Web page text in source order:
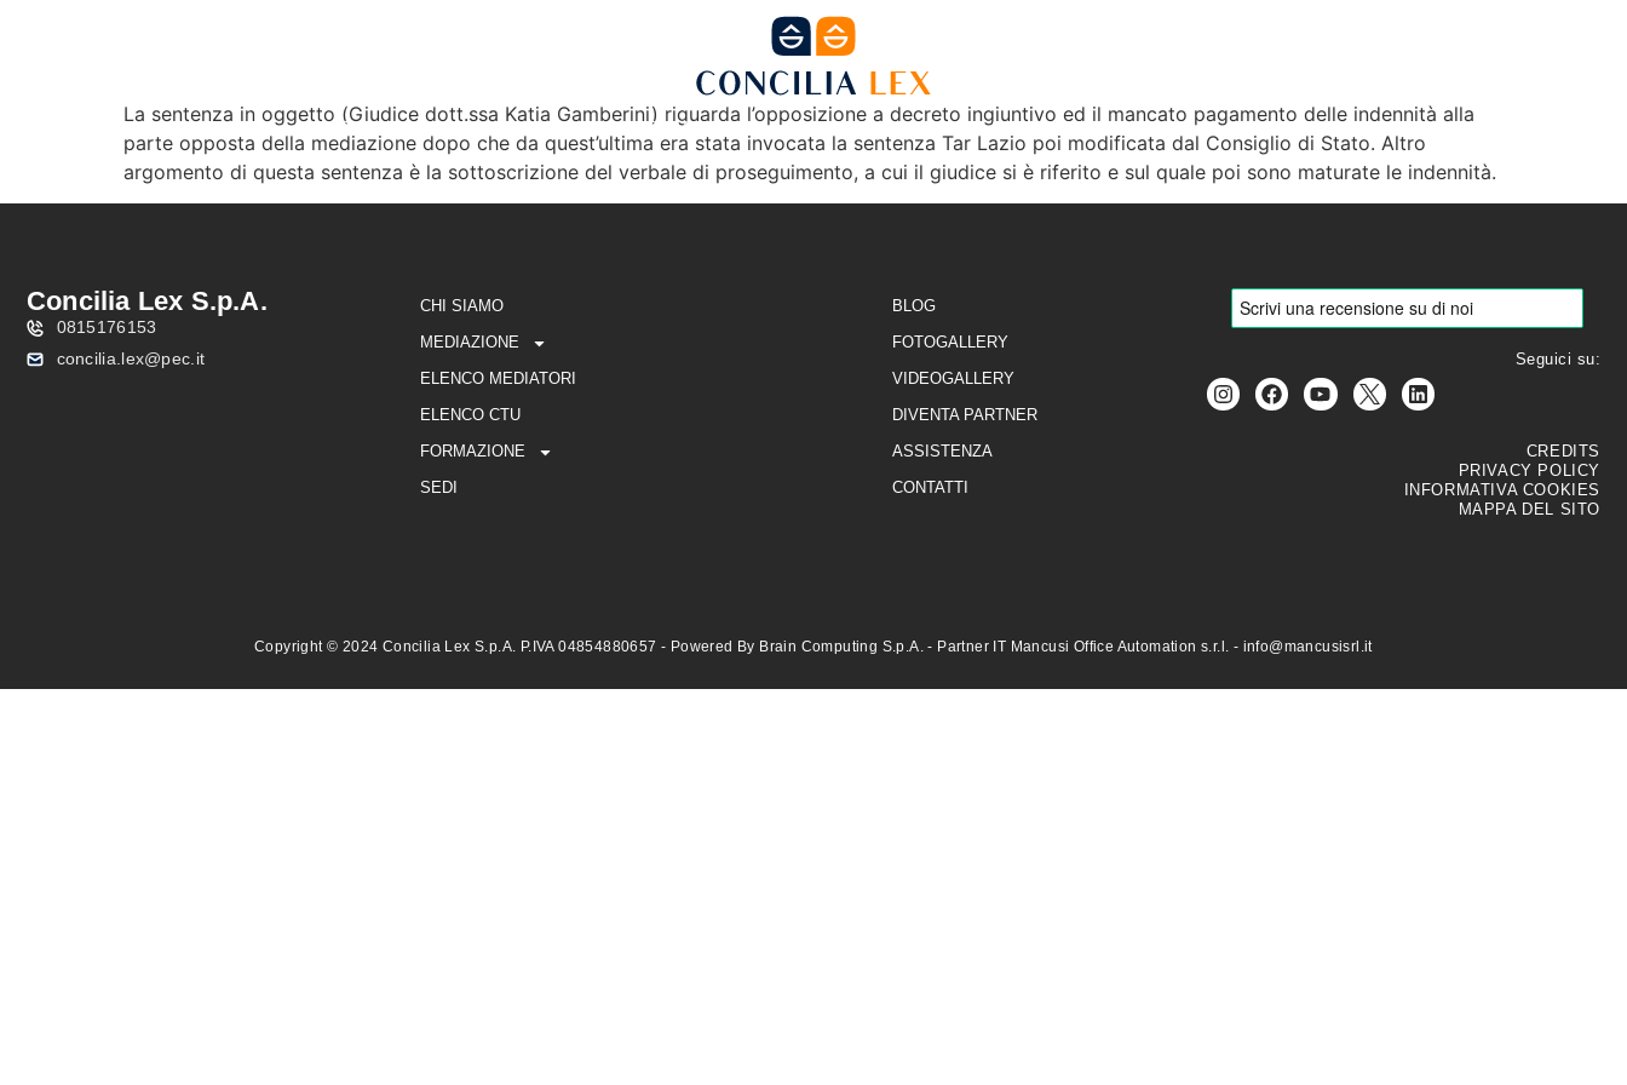
CHI SIAMO MEDIAZIONE FORMAZIONE SEDI DIVENTA PARTNER BLOG CONTATTI
La sentenza in oggetto (Giudice dott.ssa Katia Gamberini) riguarda l’opposizione a decreto ingiuntivo ed il mancato pagamento delle indennità alla
parte opposta della mediazione dopo che da quest’ultima era stata invocata la sentenza Tar Lazio poi modificata dal Consiglio di Stato. Altro
argomento di questa sentenza è la sottoscrizione del verbale di proseguimento, a cui il giudice si è riferito e sul quale poi sono maturate le indennità.
Concilia Lex S.p.A.
0815176153
concilia.lex@pec.it
CHI SIAMO
MEDIAZIONE
ELENCO MEDIATORI
ELENCO CTU
FORMAZIONE
SEDI
BLOG
FOTOGALLERY
VIDEOGALLERY
DIVENTA PARTNER
ASSISTENZA
CONTATTI
Seguici su:
CREDITS
PRIVACY POLICY
INFORMATIVA COOKIES
MAPPA DEL SITO
Copyright © 2024 Concilia Lex S.p.A. P.IVA 04854880657 - Powered By Brain Computing S.p.A. - Partner IT Mancusi Office Automation s.r.l. - info@mancusisrl.it